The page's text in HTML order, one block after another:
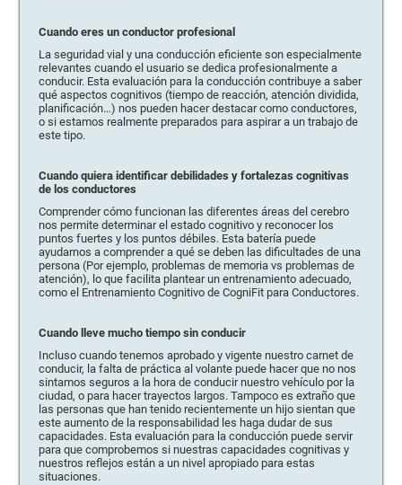
Cuando eres un conductor profesional
La seguridad vial y una conducción eficiente son especialmente
relevantes cuando el usuario se dedica profesionalmente a
conducir. Esta evaluación para la conducción contribuye a saber
qué aspectos cognitivos (tiempo de reacción, atención dividida,
planificación…) nos pueden hacer destacar como conductores,
o si estamos realmente preparados para aspirar a un trabajo de
este tipo.
Cuando quiera identificar debilidades y fortalezas cognitivas
de los conductores
Comprender cómo funcionan las diferentes áreas del cerebro
nos permite determinar el estado cognitivo y reconocer los
puntos fuertes y los puntos débiles. Esta batería puede
ayudarnos a comprender a qué se deben las dificultades de una
persona (Por ejemplo, problemas de memoria vs problemas de
atención), lo que facilita plantear un entrenamiento adecuado,
como el Entrenamiento Cognitivo de CogniFit para Conductores.
Cuando lleve mucho tiempo sin conducir
Incluso cuando tenemos aprobado y vigente nuestro carnet de
conducir, la falta de práctica al volante puede hacer que no nos
sintamos seguros a la hora de conducir nuestro vehículo por la
ciudad, o para hacer trayectos largos. Tampoco es extraño que
las personas que han tenido recientemente un hijo sientan que
este aumento de la responsabilidad les haga dudar de sus
capacidades. Esta evaluación para la conducción puede servir
para que comprobemos si nuestras capacidades cognitivas y
nuestros reflejos están a un nivel apropiado para estas
situaciones.